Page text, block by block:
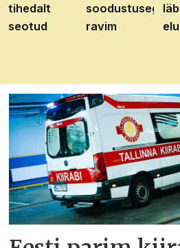
tihedalt
seotud
soodustusega
ravim